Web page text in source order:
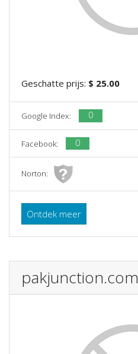
Geschatte prijs: $ 25.00
Google Index: 0
Facebook: 0
Norton:
Ontdek meer
pakjunction.com